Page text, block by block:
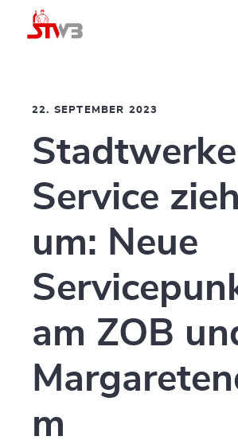
22. SEPTEMBER 2023
Service
um: Neue
am ZOB
m